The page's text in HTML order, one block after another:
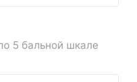
5 бальной шкале